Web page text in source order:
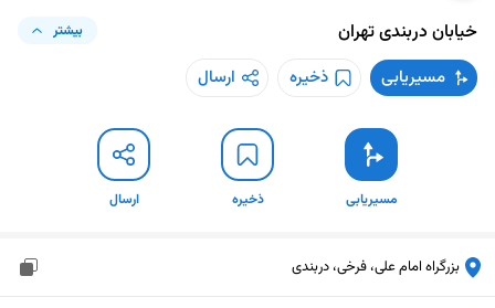
خیابان دربندیتهران بیشتر
مسیریابی ذخیره ارسال
مسیریابی ذخیره ارسال
بزرگراه امام علی، فرخی، دربندی